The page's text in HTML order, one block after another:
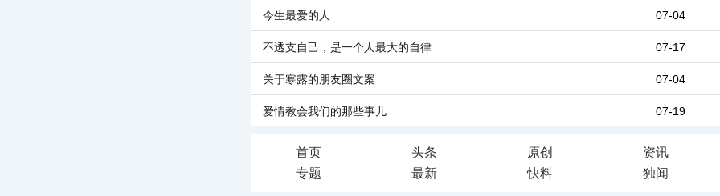
07-04
今生最爱的人
07-17
不透支自己，是一个人最大的自律
07-04
关于寒露的朋友圈文案
07-19
爱情教会我们的那些事儿
首页 头条 原创
资讯
专题
最新 快料 独闻